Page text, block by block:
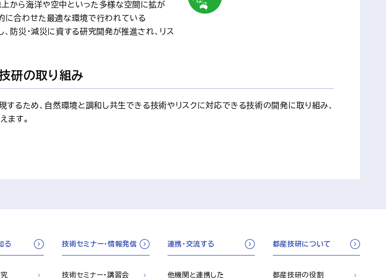
から海洋や空中といった多様な空間に拡が
に合わせた最適な環境で行われている
防災・減災に資する研究開発が推進され、リス
研の取り組み
するため、自然環境と調和し共生できる技術やリスクに対応できる技術の開発に取り組み、
ます。
る 技術セミナー・情報発信
技術セミナー・講習会
連携・交流する
他機関と連携した
都産技研について
都産技研の役割